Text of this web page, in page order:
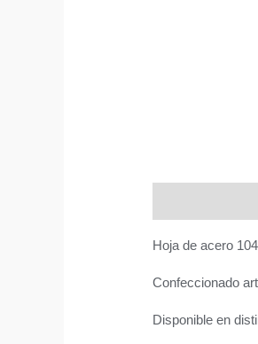
Hoja de acero
Confeccionado
Disponible en